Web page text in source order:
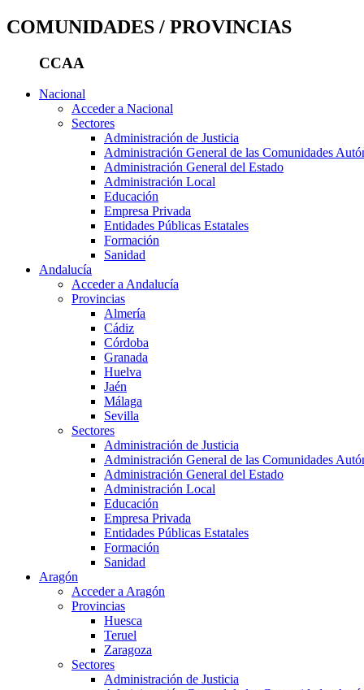
COMUNIDADES / PROVINCIAS
CCAA
Nacional
Acceder a Nacional
Sectores
Administración de Justicia
Administración General de las Comunidades
Administración General del Estado
Administración Local
Educación
Empresa Privada
Entidades Públicas Estatales
Formación
Sanidad
Andalucía
Acceder a Andalucía
Provincias
Almería
Cádiz
Córdoba
Granada
Huelva
Jaén
Málaga
Sevilla
Sectores
Administración de Justicia
Administración General de las Comunidades
Administración General del Estado
Administración Local
Educación
Empresa Privada
Entidades Públicas Estatales
Formación
Sanidad
Aragón
Acceder a Aragón
Provincias
Huesca
Teruel
Zaragoza
Sectores
Administración de Justicia